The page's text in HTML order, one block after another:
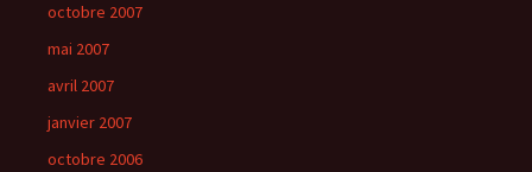
octobre 2007
mai 2007
avril 2007
janvier 2007
octobre 2006